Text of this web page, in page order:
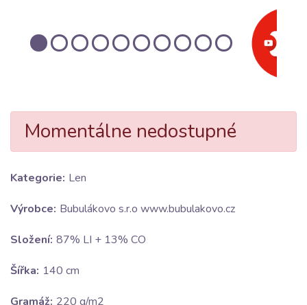
Momentálne nedostupné
Kategorie: Len
Výrobce: Bubulákovo s.r.o www.bubulakovo.cz
Složení: 87% LI + 13% CO
Šířka: 140 cm
Gramáž: 220 g/m2